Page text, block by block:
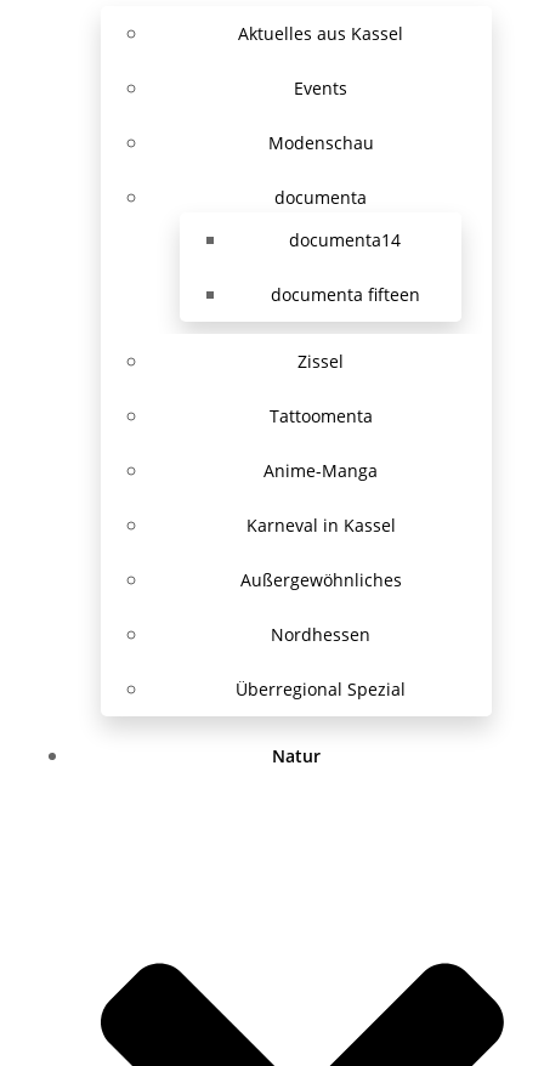
Aktuelles aus Kassel
Events
Modenschau
documenta
documenta14
documenta fifteen
Zissel
Tattoomenta
Anime-Manga
Karneval in Kassel
Außergewöhnliches
Nordhessen
Überregional Spezial
Natur